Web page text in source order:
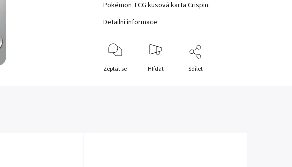
Pokémon TCG kusová karta Crispin.
Detailní informace
Zeptat se Hlídat Sdílet